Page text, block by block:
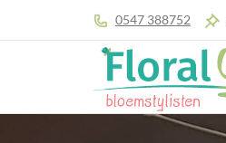
0547 388752